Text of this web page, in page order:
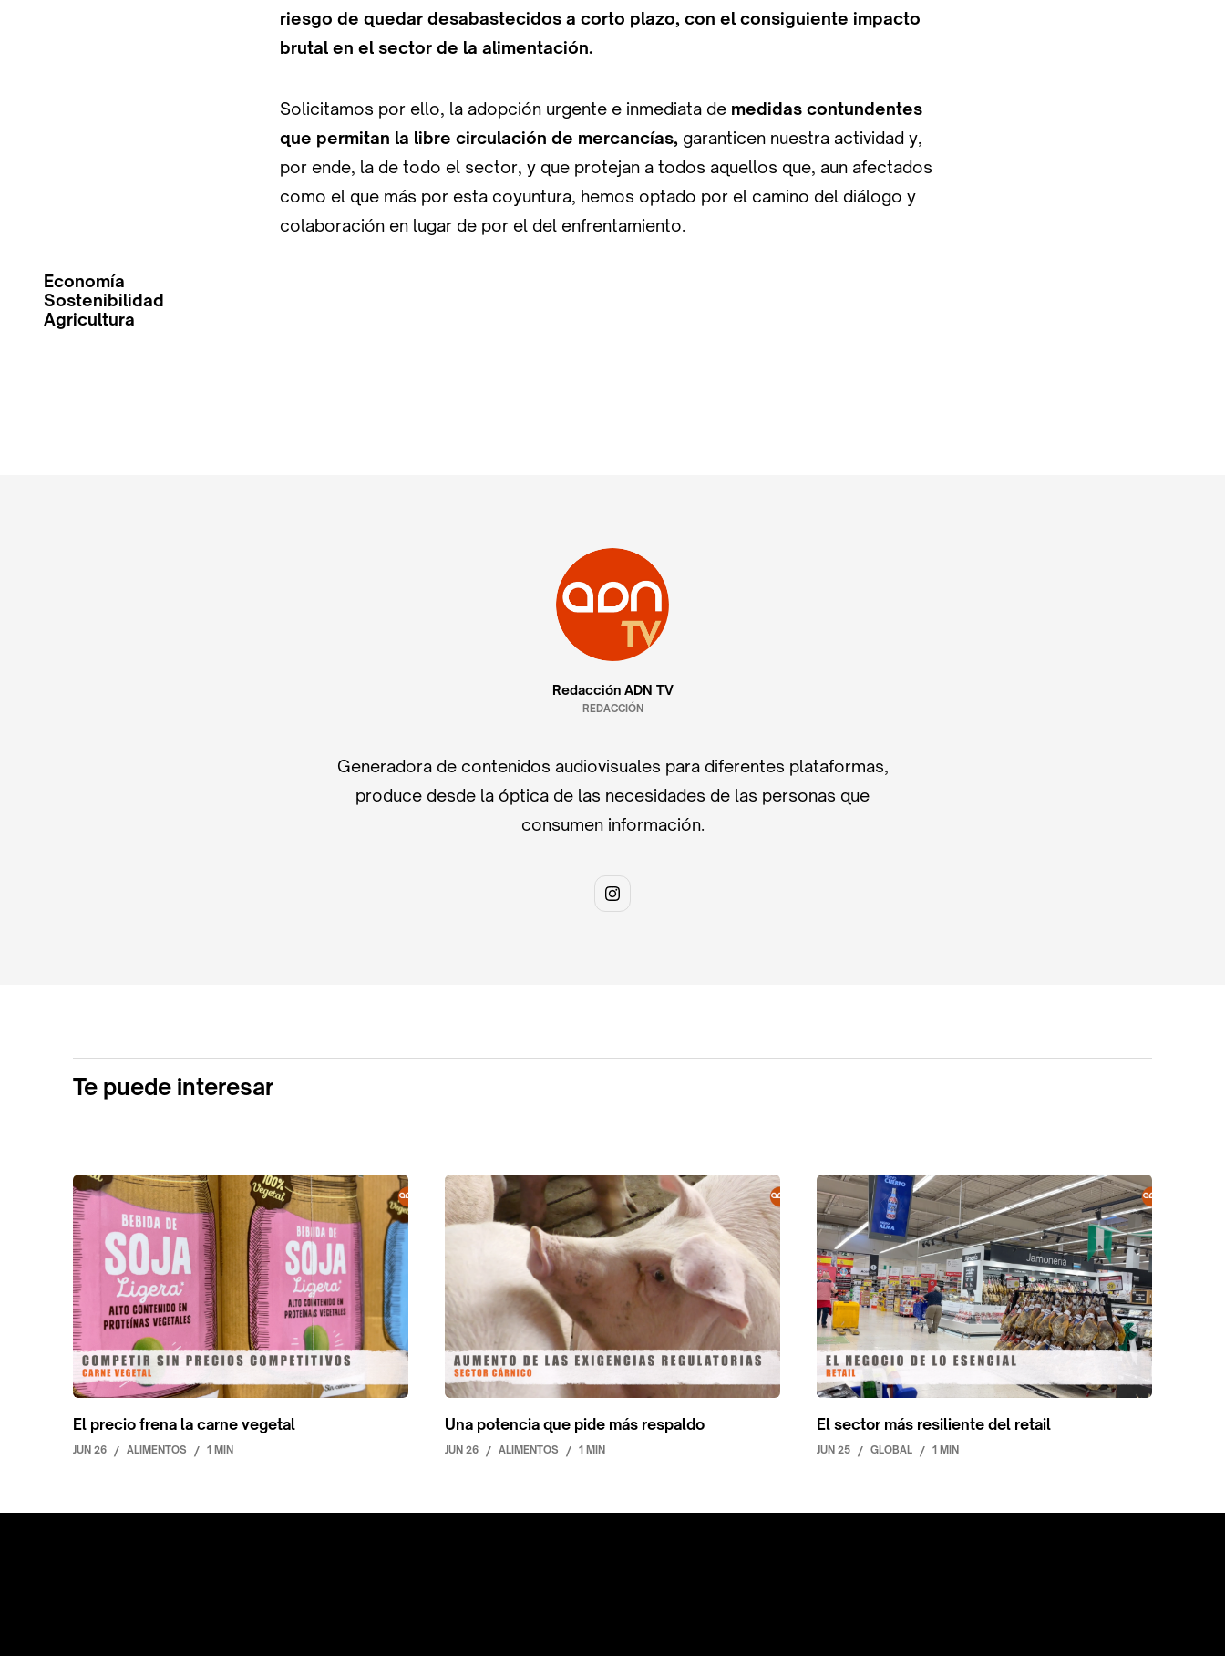
riesgo de quedar desabastecidos a corto plazo, con el consiguiente impacto
brutal en el sector de la alimentación.
Solicitamos por ello, la adopción urgente e inmediata de medidas contundentes
que permitan la libre circulación de mercancías, garanticen nuestra actividad y,
por ende, la de todo el sector, y que protejan a todos aquellos que, aun afectados
como el que más por esta coyuntura, hemos optado por el camino del diálogo y
colaboración en lugar de por el del enfrentamiento.
Economía
Sostenibilidad
Agricultura
Redacción ADN TV
REDACCIÓN
Generadora de contenidos audiovisuales para diferentes plataformas,
produce desde la óptica de las necesidades de las personas que
consumen información.
Te puede interesar
El precio frena la carne vegetal
JUN 26 / ALIMENTOS / 1 MIN
Una potencia que pide más respaldo
JUN 26 / ALIMENTOS / 1 MIN
El sector más resiliente del retail
JUN 25 / GLOBAL / 1 MIN